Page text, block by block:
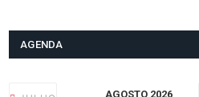
AGENDA
AGOSTO 2026